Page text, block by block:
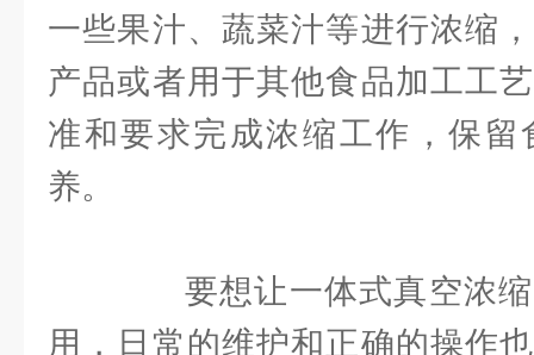
一些果汁、蔬菜汁等进行浓缩
产品或者用于其他食品加工工
准和要求完成浓缩工作，保
养。
要想让一体式真空浓缩
用，日常的维护和正确的操作